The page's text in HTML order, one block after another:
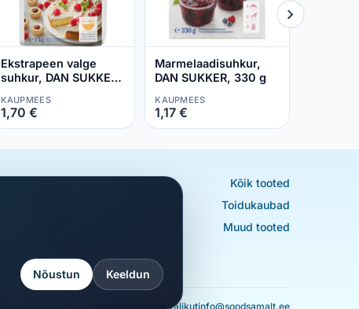
Ekstrapeen valge
suhkur, DAN SUKKER,
KAUPMEES
1,70 €
Marmelaadisuhkur,
DAN SUKKER, 330 g
KAUPMEES
1,17 €
Kõik tooted
Toidukaubad
Muud tooted
Muuda küpsiste valikutinfo@soodsamalt.ee
Nõustun Keeldun